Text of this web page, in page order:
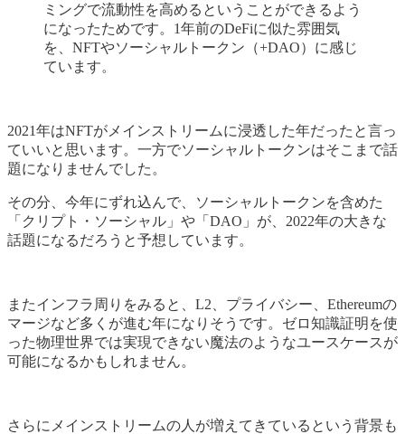
ミングで流動性を高めるということができるよう
になったためです。1年前のDeFiに似た雰囲気
を、NFTやソーシャルトークン（+DAO）に感じ
ています。
2021年はNFTがメインストリームに浸透した年だったと言っ
ていいと思います。一方でソーシャルトークンはそこまで話
題になりませんでした。
その分、今年にずれ込んで、ソーシャルトークンを含めた
「クリプト・ソーシャル」や「DAO」が、2022年の大きな
話題になるだろうと予想しています。
またインフラ周りをみると、L2、プライバシー、Ethereumの
マージなど多くが進む年になりそうです。ゼロ知識証明を使
った物理世界では実現できない魔法のようなユースケースが
可能になるかもしれません。
さらにメインストリームの人が増えてきているという背景も